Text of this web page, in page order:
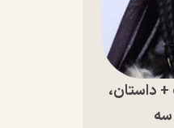
+ داستان،
سه